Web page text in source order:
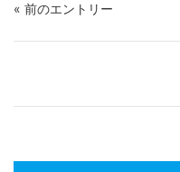
« 前のエントリー